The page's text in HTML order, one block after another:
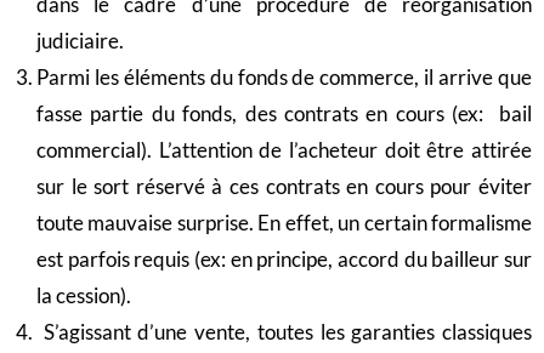
judiciaire.
Parmi les éléments du fonds de commerce, il arrive que
fasse partie du fonds, des contrats en cours (ex: bail
commercial). L’attention de l’acheteur doit être attirée
sur le sort réservé à ces contrats en cours pour éviter
toute mauvaise surprise. En effet, un certain formalisme
est parfois requis (ex: en principe, accord du bailleur sur
la cession).
S’agissant d’une vente, toutes les garanties classiques